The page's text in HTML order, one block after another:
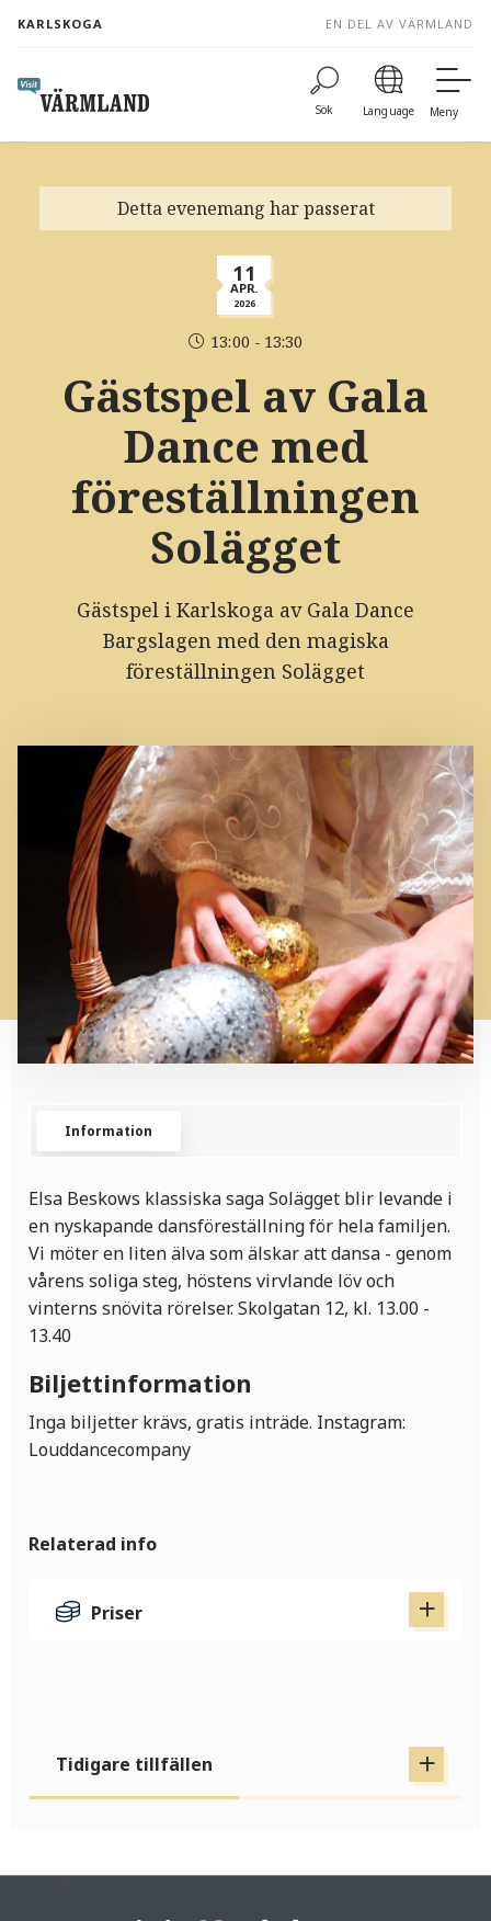
content
KARLSKOGA EN DEL AV VÄRMLAND
Sök Language Meny
Detta evenemang har passerat
11
APR.
2026
13:00 - 13:30
Gästspel av Gala
Dance med
föreställningen
Solägget
Gästspel i Karlskoga av Gala Dance
Bargslagen med den magiska
föreställningen Solägget
Information
Elsa Beskows klassiska saga Solägget blir levande i
en nyskapande dansföreställning för hela familjen.
Vi möter en liten älva som älskar att dansa - genom
vårens soliga steg, höstens virvlande löv och
vinterns snövita rörelser. Skolgatan 12, kl. 13.00 -
13.40
Biljettinformation
Inga biljetter krävs, gratis inträde. Instagram:
Louddancecompany
Relaterad info
Priser
Tidigare tillfällen